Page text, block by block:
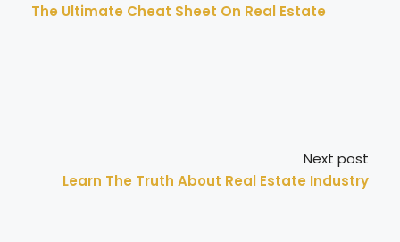
The Ultimate Cheat Sheet On Real Estate
Next post
Learn The Truth About Real Estate Industry